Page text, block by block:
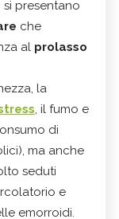
si presentano
che
al prolasso
la
, il fumo e
di
ma anche
seduti
e
emorroidi.